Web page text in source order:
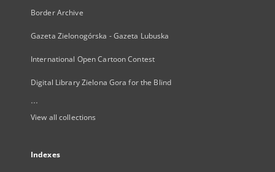
Border Archive
Gazeta Zielonogórska - Gazeta Lubuska
International Open Cartoon Contest
Digital Library Zielona Gora for the Blind
...
View all collections
Indexes